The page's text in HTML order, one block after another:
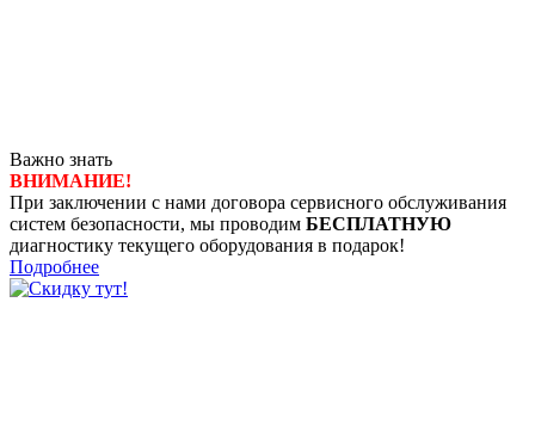
Важно знать
ВНИМАНИЕ!
При заключении с нами договора сервисного обслуживания
систем безопасности, мы проводим БЕСПЛАТНУЮ
диагностику текущего оборудования в подарок!
Подробнее